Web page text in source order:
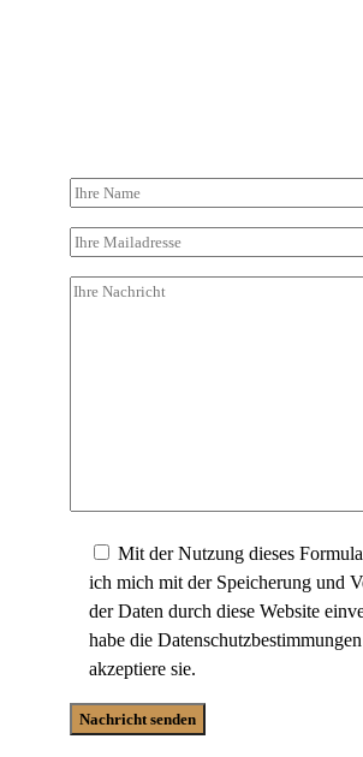
Mit der Nutzung dieses
ich mich mit der Speicherung und
der Daten durch diese Website
habe die
akzeptiere sie.